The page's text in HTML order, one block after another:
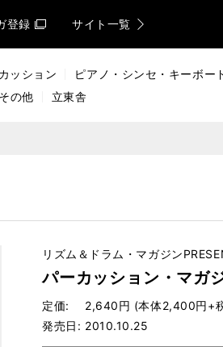
登録 サイト一覧
ッション ピアノ・シンセ・キーボー
の他 立東舎
リズム＆ドラム・マガジン
パーカッション・マガ
定価
2,640円 (本体2,400円+
発売日
2010.10.25